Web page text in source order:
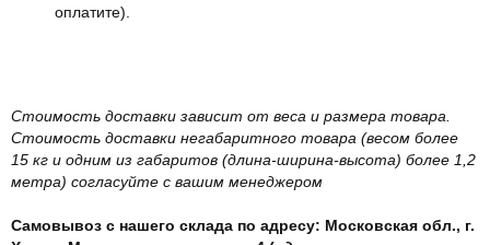
оплатите).
Стоимость доставки зависит от веса и размера товара.
Стоимость доставки негабаритного товара (весом более
15 кг и одним из габаритов (длина-ширина-высота) более 1,2
метра) согласуйте с вашим менеджером
Самовывоз с нашего склада по адресу: Московская обл., г.